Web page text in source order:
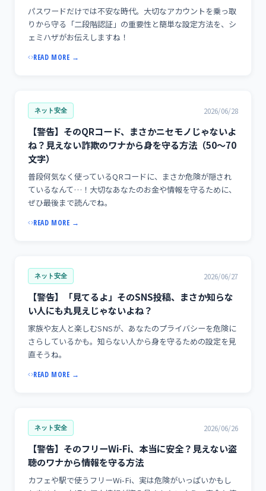
パスワードだけでは不安な時代。大切なアカウントを乗っ取
りから守る「二段階認証」の重要性と簡単な設定方法を、シ
ェミハザがお伝えしますね！
READ MORE →
ネット安全 2026/06/28
【警告】そのQRコード、まさかニセモノじゃないよ
ね？見えない詐欺のワナから身を守る方法（50〜70
文字）
普段何気なく使っているQRコードに、まさか危険が隠され
ているなんて…！大切なあなたのお金や情報を守るために、
ぜひ最後まで読んでね。
READ MORE →
ネット安全 2026/06/27
【警告】「見てるよ」そのSNS投稿、まさか知らな
い人にも丸見えじゃないよね？
家族や友人と楽しむSNSが、あなたのプライバシーを危険に
さらしているかも。知らない人から身を守るための設定を見
直そうね。
READ MORE →
ネット安全 2026/06/26
【警告】そのフリーWi-Fi、本当に安全？見えない盗
聴のワナから情報を守る方法
カフェや駅で使うフリーWi-Fi、実は危険がいっぱいかもし